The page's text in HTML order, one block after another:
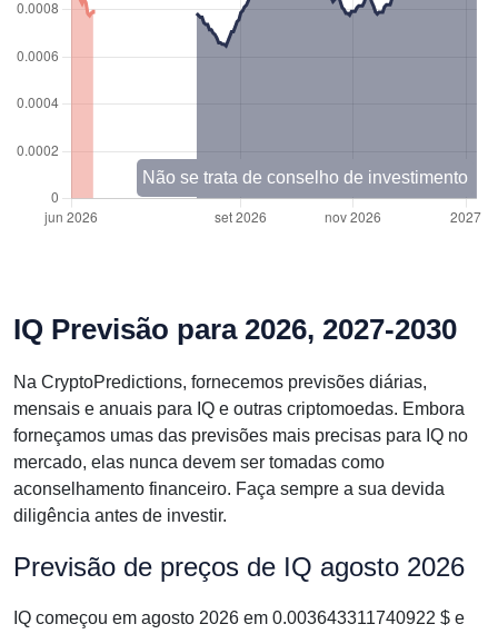
Não se trata de conselho de investimento
IQ Previsão para 2026, 2027-2030
Na CryptoPredictions, fornecemos previsões diárias,
mensais e anuais para IQ e outras criptomoedas. Embora
forneçamos umas das previsões mais precisas para IQ no
mercado, elas nunca devem ser tomadas como
aconselhamento financeiro. Faça sempre a sua devida
diligência antes de investir.
Previsão de preços de IQ agosto 2026
IQ começou em agosto 2026 em 0.003643311740922 $ e